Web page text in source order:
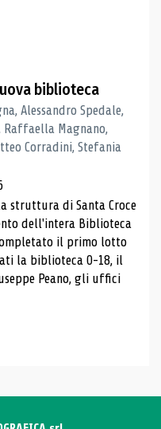
biblioteca
Alessandro Spedale,
Raffaella Magnano,
Corradini, Stefania
struttura di Santa Croce
dell'intera Biblioteca
il primo lotto
la biblioteca 0-18, il
Peano, gli uffici